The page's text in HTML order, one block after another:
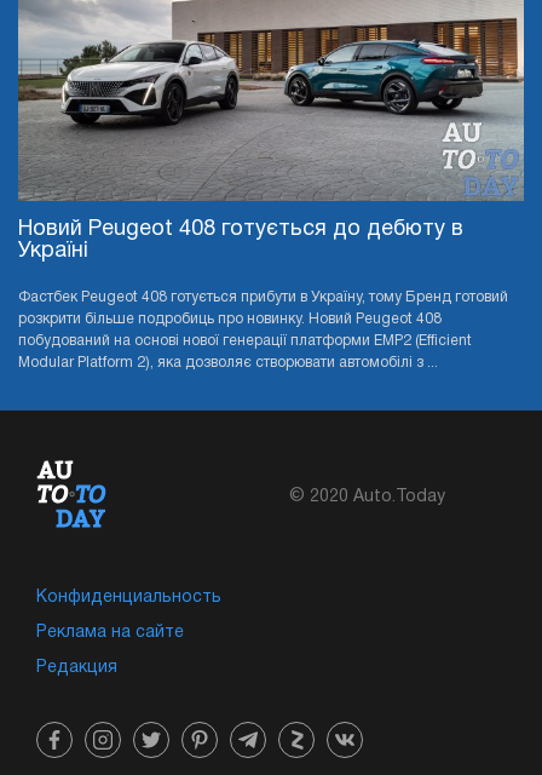
Новий Peugeot 408 готується до дебюту в
Україні
Фастбек Peugeot 408 готується прибути в Україну, тому Бренд готовий
розкрити більше подробиць про новинку. Новий Peugeot 408
побудований на основі нової генерації платформи EMP2 (Efficient
Modular Platform 2), яка дозволяє створювати автомобілі з ...
© 2020 Auto.Today
Конфиденциальность
Реклама на сайте
Редакция